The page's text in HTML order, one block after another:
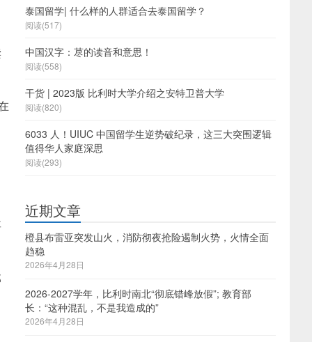
泰国留学| 什么样的人群适合去泰国留学？
阅读(517)
中国汉字：荩的读音和意思！
阅读(558)
干货 | 2023版 比利时大学介绍之安特卫普大学
阅读(820)
6033 人！UIUC 中国留学生逆势破纪录，这三大突围逻辑
值得华人家庭深思
阅读(293)
近期文章
橙县布雷亚突发山火，消防彻夜抢险遏制火势，火情全面
趋稳
2026年4月28日
2026-2027学年，比利时南北“彻底错峰放假”; 教育部
长：“这种混乱，不是我造成的”
2026年4月28日